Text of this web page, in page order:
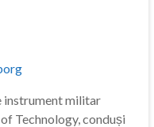
instrument militar
Technology, conduși